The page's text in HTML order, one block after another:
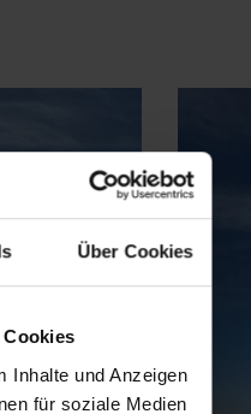
Über Cookies
Cookies
Inhalte und Anzeigen
für soziale Medien